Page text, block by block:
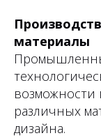
материалы
возможности
различных
дизайна.